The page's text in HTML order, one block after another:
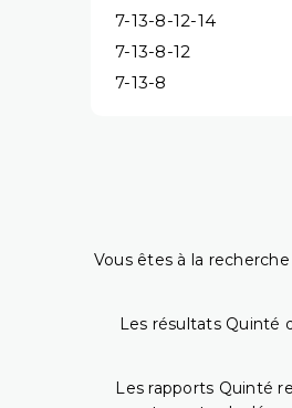
7-13-8-12-14
7-13-8-12
7-13-8
Vous êtes à la
Les résultats Quinté
Les rapports Quinté